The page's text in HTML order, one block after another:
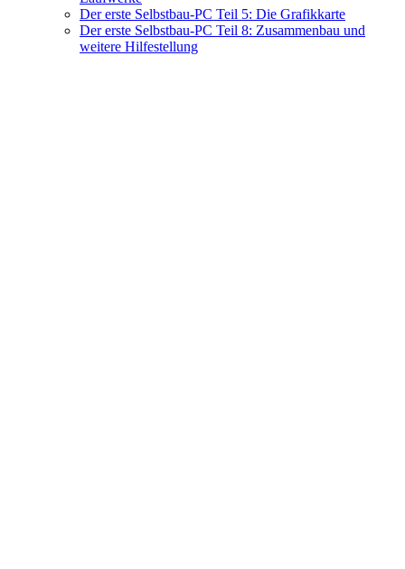
Der erste Selbstbau-PC Teil 5: Die Grafikkarte
Der erste Selbstbau-PC Teil 8: Zusammenbau und
weitere Hilfestellung